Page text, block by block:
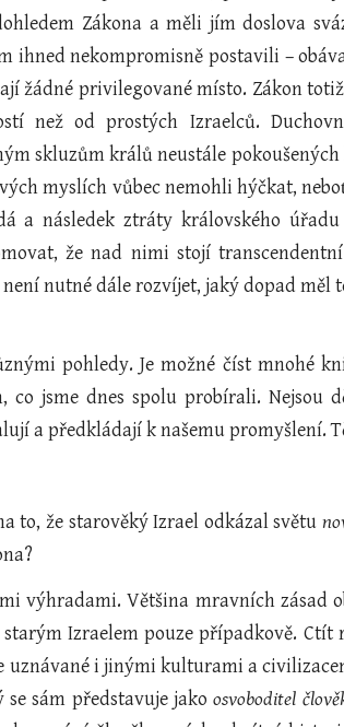
Zákona a měli jím doslova
ihned nekompromisně postavili –
žádné privilegované místo. Zákon
než od prostých Izraelců.
skluzům králů neustále
myslích vůbec nemohli hýčkat,
a následek ztráty královského
že nad nimi stojí
nutné dále rozvíjet, jaký dopad
pohledy. Je možné číst mnohé
co jsme dnes spolu probírali. Nejsou
a předkládají k našemu promyšlení.
to, že starověký Izrael odkázal světu
výhradami. Většina mravních zásad
Izraelem pouze případkově.
uznávané i jinými kulturami a
sám představuje jakoosvoboditel